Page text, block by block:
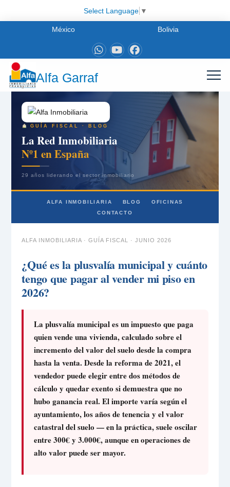
Select Language ▼
México Bolivia
Alfa Garraf
GUÍA FISCAL · BLOG
La Red Inmobiliaria
Nº1 en España
29 años liderando el sector inmobiliario
ALFA INMOBILIARIA BLOG
OFICINAS
CONTACTO
ALFA INMOBILIARIA · GUÍA FISCAL · JUNIO 2026
¿Qué es la plusvalía municipal y cuánto
tengo que pagar al vender mi piso en
2026?
La plusvalía municipal es un impuesto que paga
quien vende una vivienda, calculado sobre el
incremento del valor del suelo desde la compra
hasta la venta. Desde la reforma de 2021, el
vendedor puede elegir entre dos métodos de
cálculo y quedar exento si demuestra que no
hubo ganancia real. El importe varía según el
ayuntamiento, los años de tenencia y el valor
catastral del suelo — en la práctica, suele oscilar
entre 300€ y 3.000€, aunque en operaciones de
alto valor puede ser mayor.